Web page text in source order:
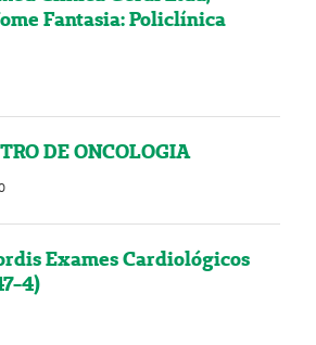
Fantasia: Policlínica
DE ONCOLOGIA
Exames Cardiológicos
4)